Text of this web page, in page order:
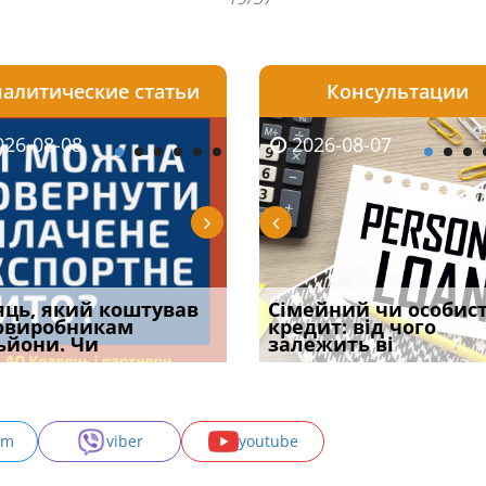
06
встановив для
шкоди
2026-08-06
Документи, на яких не
проставляється
апостиль: пер
статьи
08-08
який коштував
Чи
2026-08-07
Огляд практики ВС від
Ростислава Кравця, що
опублі
Консультации
2026-08-05
потрібна ФОП
у 2026 році:
засто
2026-08-07
Сімейний чи
кредит: від чого
залежить ві
2026-07-30
Восьмий ААС
підтвердив, що
може скас
viber youtube